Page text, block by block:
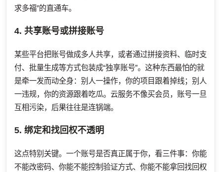
求多福”的直通车。
4. 共享账号或拼接账号
某些平台把账号做成多人共享，或者通过拼接资料、临时支
付、批量生成等方式包装成“独享账号”。这种东西最怕的就
是牵一发而动全身：别人一操作，你的项目跟着掉线；别人
一违规，你的资源跟着吃瓜。云服务不像买会员，账号一旦
互相污染，后果往往是连锅端。
5. 绑定和找回权不透明
这点特别关键。一个账号是否真正属于你，看三件事：你能
不能改密码、你能不能控制验证方式、你能不能拿回找回权